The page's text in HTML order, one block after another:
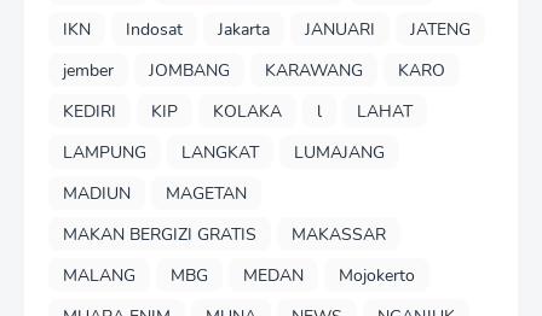
IKN
Indosat Jakarta JANUARI
JATENG
jember
JOMBANG KARAWANG
KARO
KEDIRI
KIP KOLAKA l
LAHAT
LAMPUNG
LANGKAT
LUMAJANG
MADIUN
MAGETAN
MAKAN BERGIZI GRATIS
MAKASSAR
MALANG
MBG MEDAN
Mojokerto